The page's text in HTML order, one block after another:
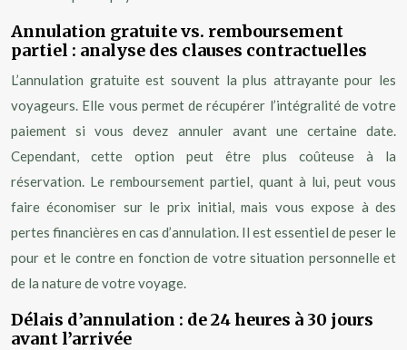
Annulation gratuite vs. remboursement
partiel : analyse des clauses contractuelles
L’annulation gratuite est souvent la plus attrayante pour les
voyageurs. Elle vous permet de récupérer l’intégralité de votre
paiement si vous devez annuler avant une certaine date.
Cependant, cette option peut être plus coûteuse à la
réservation. Le remboursement partiel, quant à lui, peut vous
faire économiser sur le prix initial, mais vous expose à des
pertes financières en cas d’annulation. Il est essentiel de peser le
pour et le contre en fonction de votre situation personnelle et
de la nature de votre voyage.
Délais d’annulation : de 24 heures à 30 jours
avant l’arrivée